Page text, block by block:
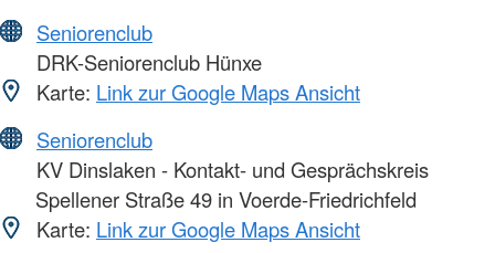
Seniorenclub
DRK-Seniorenclub Hünxe
Karte: Link zur Google Maps Ansicht
Seniorenclub
KV Dinslaken - Kontakt- und Gesprächskreis
Spellener Straße 49 in Voerde-Friedrichfeld
Karte: Link zur Google Maps Ansicht